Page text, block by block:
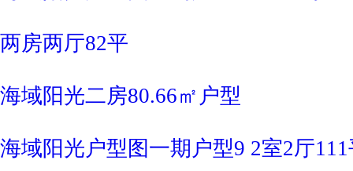
两房两厅82平
海域阳光二房80.66㎡户型
海域阳光户型图一期户型9 2室2厅